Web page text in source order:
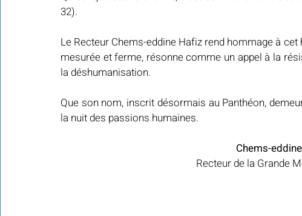
32).
Le Recteur Chems-eddine Hafiz rend hommage à
mesurée et ferme, résonne comme un appel à la
la déshumanisation.
Que son nom, inscrit désormais au Panthéon,
la nuit des passions humaines.
Chems-
Recteur de la Grande